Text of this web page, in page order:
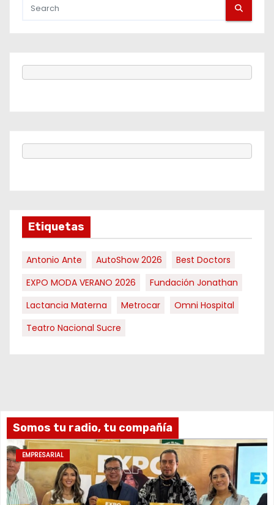
Etiquetas
Antonio Ante AutoShow 2026
Best Doctors
EXPO MODA VERANO 2026
Fundación Jonathan
Lactancia Materna
Metrocar
Omni Hospital
Teatro Nacional Sucre
Somos tu radio, tu compañía
EMPRESARIAL